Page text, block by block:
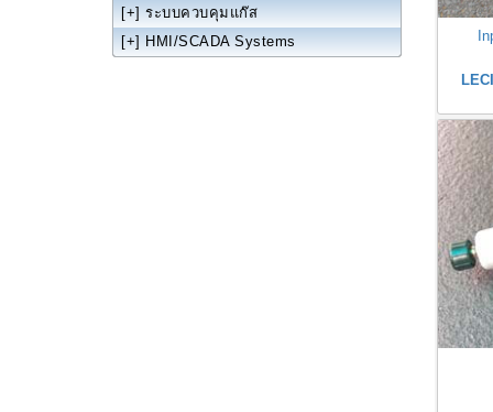
[+] ระบบควบคุมแก๊ส
[+] HMI/SCADA Systems